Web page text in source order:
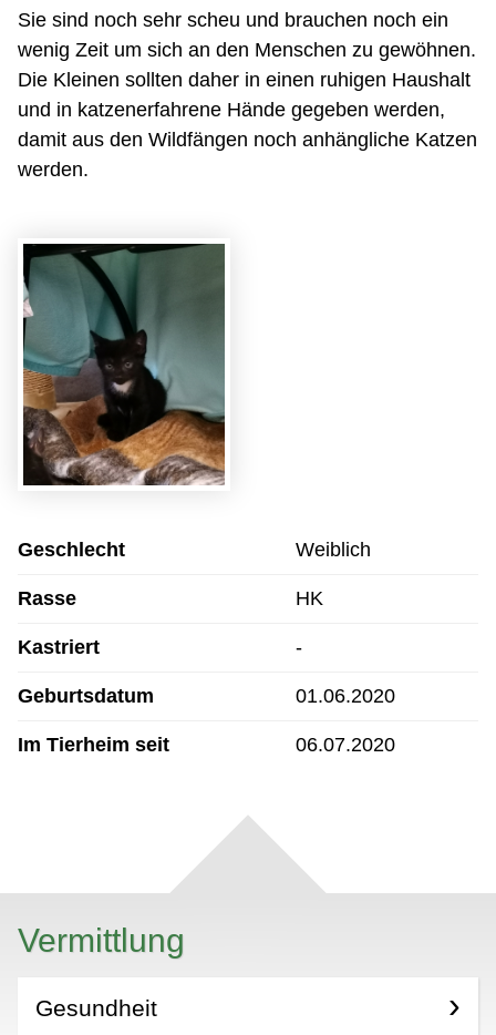
Sie sind noch sehr scheu und brauchen noch ein
wenig Zeit um sich an den Menschen zu gewöhnen.
Die Kleinen sollten daher in einen ruhigen Haushalt
und in katzenerfahrene Hände gegeben werden,
damit aus den Wildfängen noch anhängliche Katzen
werden.
Geschlecht Weiblich
Rasse HK
Kastriert -
Geburtsdatum 01.06.2020
Im Tierheim seit 06.07.2020
Vermittlung
Gesundheit